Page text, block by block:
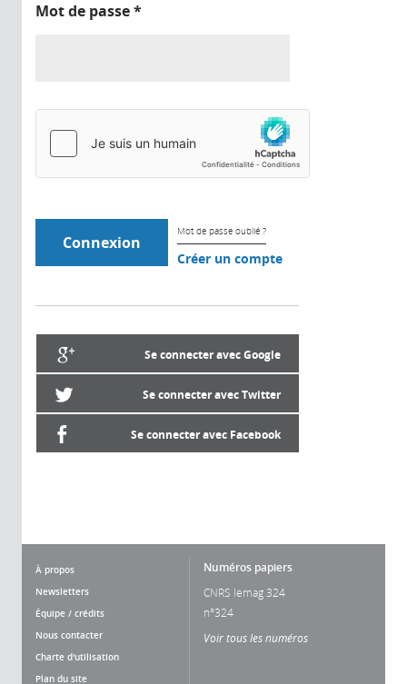
Mot de passe*
Mot de passe oublié ?
Créer un compte
Se connecter avec Google
Se connecter avec Twitter
Se connecter avec Facebook
À propos
Newsletters
Équipe / crédits
Nous contacter
Charte d'utilisation
Plan du site
Numéros papiers
CNRS lemag 324
n°324
Voir tous les numéros